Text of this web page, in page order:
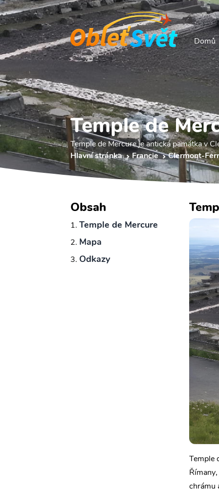
Domů
Temple de
Temple de Mercure je antická památka v
Hlavní stránka
Francie Clermont-
Obsah
Temple de Mercure
Mapa
Odkazy
Temple
chrámu